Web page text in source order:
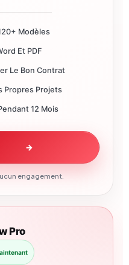
Modèles
Et PDF
Le Bon Contrat
Propres Projets
12 Mois
→
engagement.
Pro